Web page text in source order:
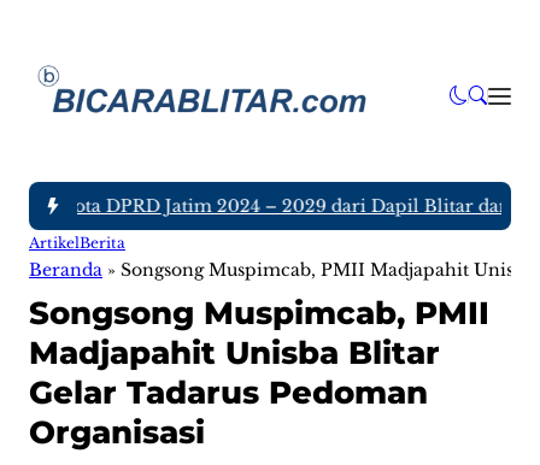
Anggota DPRD Jatim 2024 – 2029 dari Dapil Blitar dan
ArtikelBerita
Beranda » Songsong Muspimcab, PMII Madjapahit
Songsong Muspimcab, PMII
Madjapahit Unisba Blitar
Gelar Tadarus Pedoman
Organisasi